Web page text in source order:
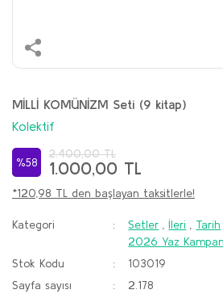
MİLLİ KOMÜNİZM Seti (9 kitap)
Kolektif
%58
2.400,00 TL
1.000,00 TL
*120,98 TL den başlayan taksitlerle!
Kategori Setler ,İleri Tarih
2026 Yaz
Stok Kodu
103019
Sayfa sayısı
2.178